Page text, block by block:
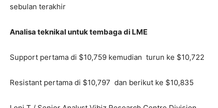
sebulan terakhir
Analisa teknikal untuk tembaga di LME
Support pertama di $10,759 kemudian turun ke $10,722
Resistant pertama di $10,797 dan berikut ke $10,835